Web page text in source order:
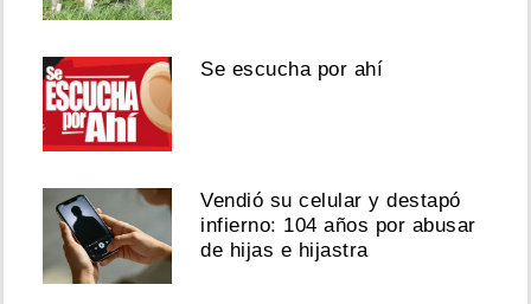
Se escucha por ahí
Vendió su celular y destapó
infierno: 104 años por abusar
de hijas e hijastra